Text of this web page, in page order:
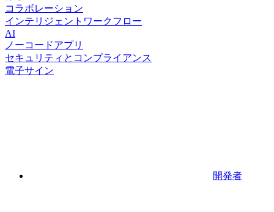
コラボレーション
インテリジェントワークフロー
AI
ノーコードアプリ
セキュリティとコンプライアンス
電子サイン
開発者